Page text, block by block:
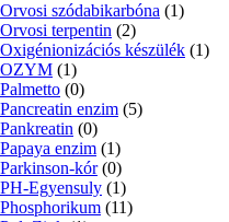
Orvosi szódabikarbóna (1)
Orvosi terpentin (2)
Oxigénionizációs készülék (1)
OZYM (1)
Palmetto (0)
Pancreatin enzim (5)
Pankreatin (0)
Papaya enzim (1)
Parkinson-kór (0)
PH-Egyensuly (1)
Phosphorikum (11)